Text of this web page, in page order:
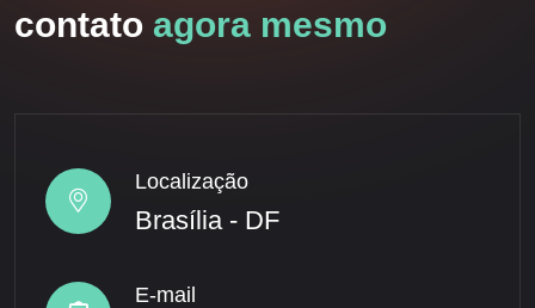
contato agora mesmo
Localização
Brasília - DF
E-mail